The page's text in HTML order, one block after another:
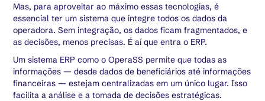
Mas, para aproveitar ao máximo essas tecnologias, é
essencial ter um sistema que integre todos os dados da
operadora. Sem integração, os dados ficam fragmentados, e
as decisões, menos precisas. É aí que entra o ERP.
Um sistema ERP como o OperaSS permite que todas as
informações — desde dados de beneficiários até informações
financeiras — estejam centralizadas em um único lugar. Isso
facilita a análise e a tomada de decisões estratégicas.